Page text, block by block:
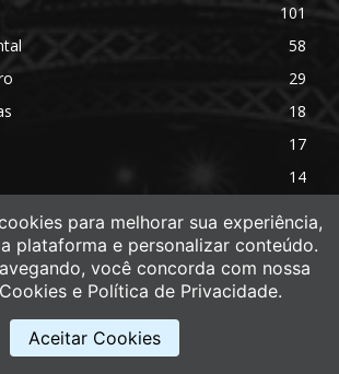
101
58
29
18
17
14
para melhorar sua experiência,
plataforma e personalizar conteúdo.
você concorda com nossa
e Política de Privacidade.
Aceitar Cookies